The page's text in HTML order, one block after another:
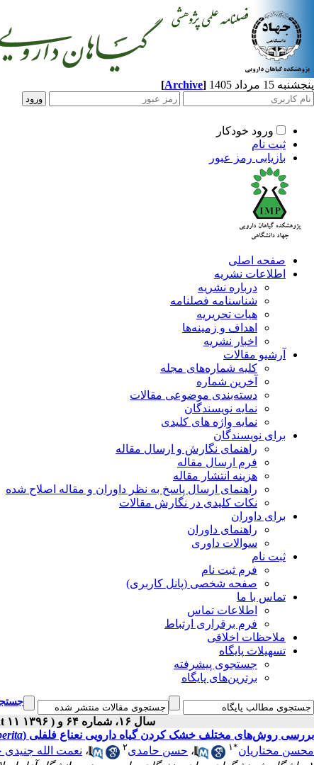
پنجشنبه 15 مرداد 1405 [Archive]
ورود خودکار
ثبت نام
بازیابی رمز عبور
صفحه اصلی
اطلاعات نشریه
درباره نشریه
شناسنامه فصلنامه
هیات تحریریه
اهداف و زمینه‌ها
اخبار نشریه
آرشیو مقالات
کلیه شماره‌های مجله
آخرین شماره
دسته‌بندی موضوعی مقالات
نمایه نویسندگان
نمایه واژه های کلیدی
برای نویسندگان
راهنمای نگارش و ارسال مقاله
فرم ارسال مقاله
هزینه انتشار مقاله
راهنمای ارسال پاسخ به نظر داوران و مقاله اصلاح شده
نکات کلیدی در نگارش مقالات
برای داوران
راهنمای داوران
سوالات داوری
ثبت نام
فرم ثبت نام
صفحه شخصی (پانل کاربری)
تماس با ما
اطلاعات تماس
فرم برقراری ارتباط
ملاحظات اخلاقی
تسهیلات پایگاه
جستجوی پیشرفته
برترین‌های پایگاه
سال ۱۶، شماره ۶۴ و S۱۱ - ( Supplement ۱۱ ۱۳۹۶ )
بررسی روش‌های مختلف خشک کردن گیاه دارویی نعناع فلفلی (
محسن مختاریان*۱ ، حسن حامدی۲ ، نعمت الله